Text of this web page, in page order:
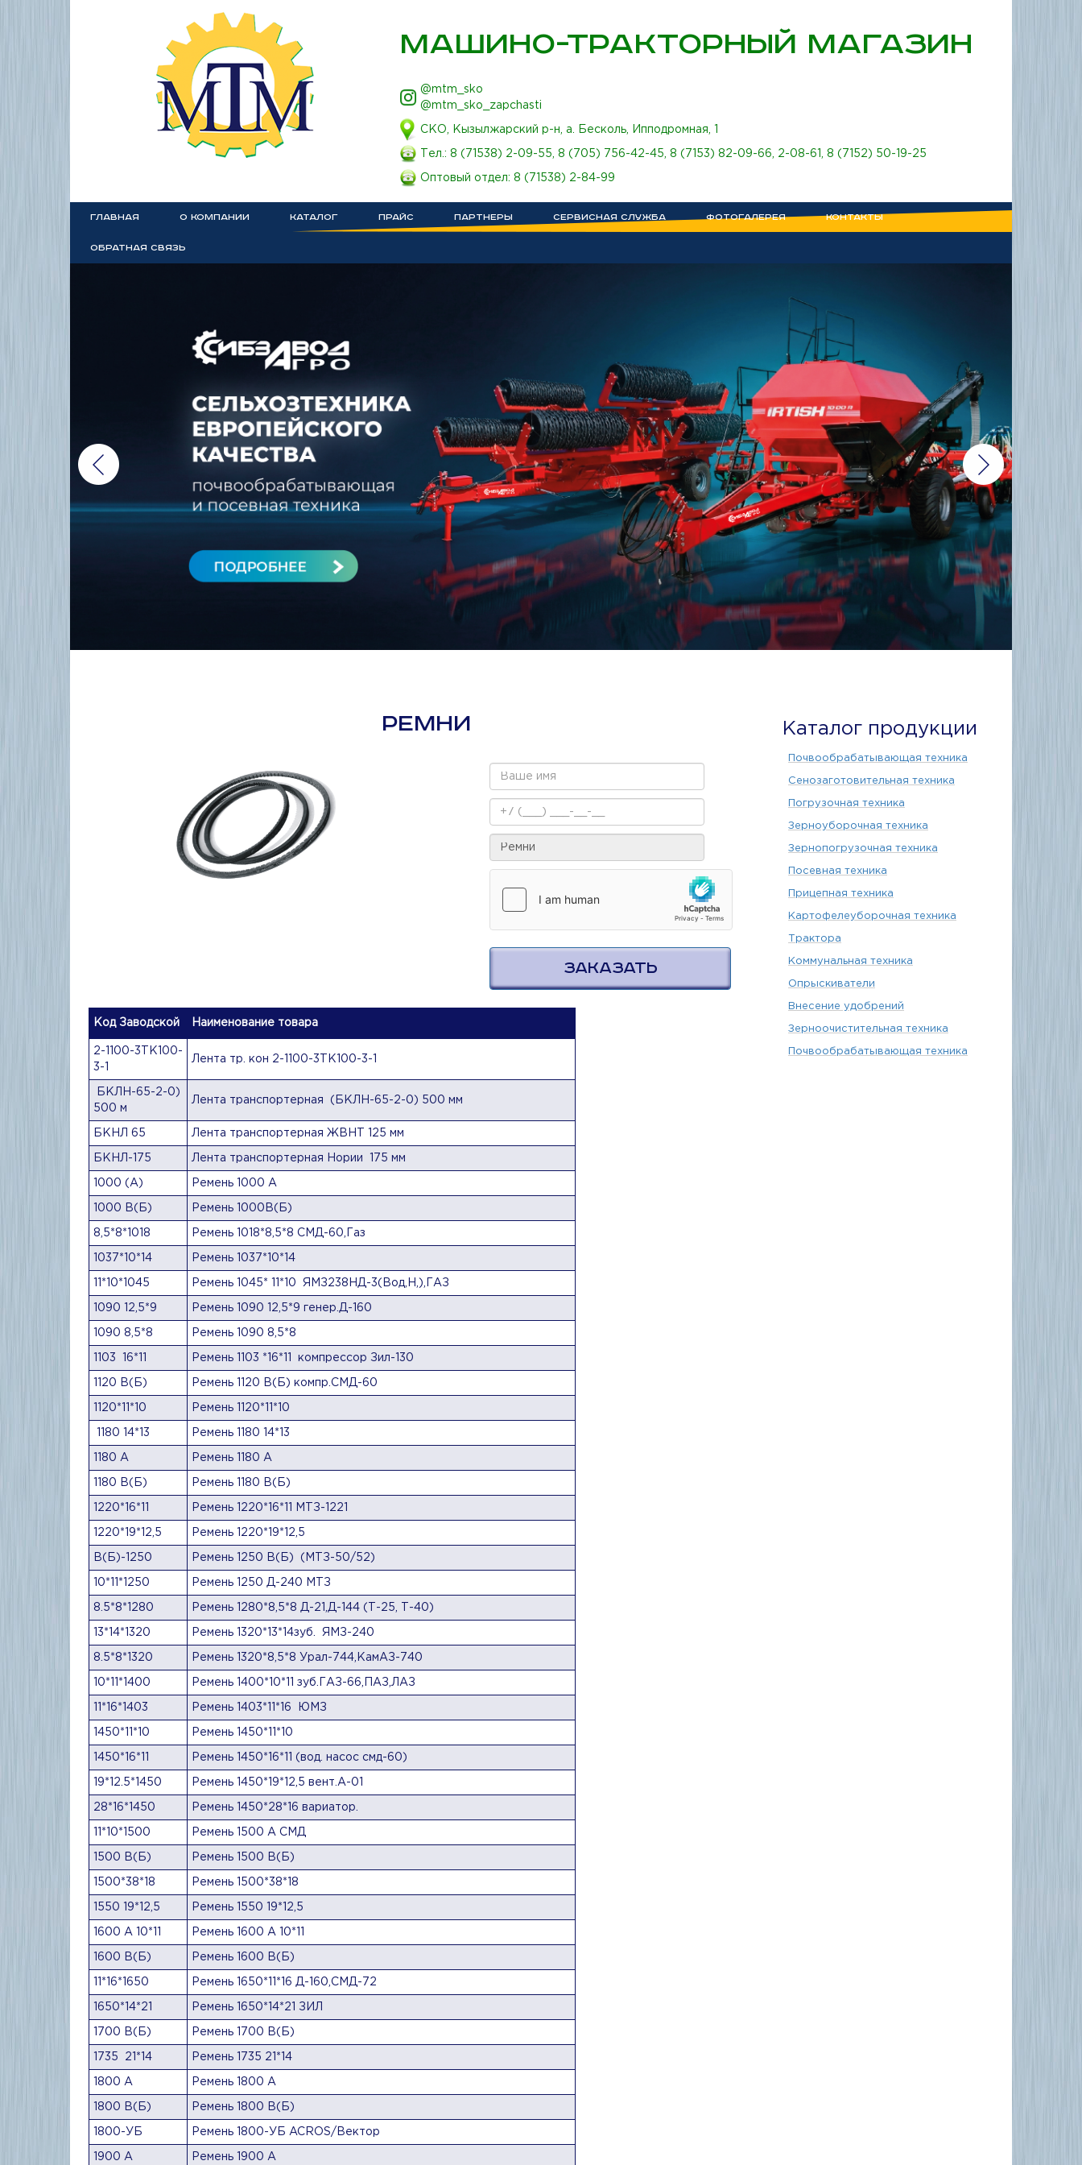
МАШИНО-ТРАКТОРНЫЙ МАГАЗИН
@mtm_sko
@mtm_sko_zapchasti
СКО, Кызылжарский р-н, а. Бесколь, Ипподромная, 1
Тел.: 8 (71538) 2-09-55 8 (705) 756-42-45 8 (7153) 82-09-66 2-08-61 8 (7152) 50-19-25
Оптовый отдел: 8 (71538) 2-84-99
ГЛАВНАЯ О КОМПАНИИ КАТАЛОГ ПРАЙС ПАРТНЕРЫ СЕРВИСНАЯ СЛУЖБА ФОТОГАЛЕРЕЯ КОНТАКТЫ
ОБРАТНАЯ СВЯЗЬ
РЕМНИ
ЗАКАЗАТЬ
Код Заводской Наименование товара
2-1100-3ТК100-
3-1
Лента тр. кон 2-1100-3ТК100-3-1
БКЛН-65-2-0)
500 м
Лента транспортерная (БКЛН-65-2-0) 500 мм
БКНЛ 65 Лента транспортерная ЖВНТ 125 мм
БКНЛ-175 Лента транспортерная Нории 175 мм
1000 (А) Ремень 1000 А
1000 В(Б) Ремень 1000В(Б)
8,5*8*1018 Ремень 1018*8,5*8 СМД-60,Газ
1037*10*14 Ремень 1037*10*14
11*10*1045 Ремень 1045* 11*10 ЯМЗ238НД-3(Вод,Н,),ГАЗ
1090 12,5*9 Ремень 1090 12,5*9 генер.Д-160
1090 8,5*8 Ремень 1090 8,5*8
1103 16*11 Ремень 1103 *16*11 компрессор Зил-130
1120 В(Б) Ремень 1120 В(Б) компр.СМД-60
1120*11*10 Ремень 1120*11*10
1180 14*13 Ремень 1180 14*13
1180 А Ремень 1180 А
1180 В(Б) Ремень 1180 В(Б)
1220*16*11 Ремень 1220*16*11 МТЗ-1221
1220*19*12,5 Ремень 1220*19*12,5
В(Б)-1250 Ремень 1250 В(Б) (МТЗ-50/52)
10*11*1250 Ремень 1250 Д-240 МТЗ
8.5*8*1280 Ремень 1280*8,5*8 Д-21,Д-144 (Т-25, Т-40)
13*14*1320 Ремень 1320*13*14зуб. ЯМЗ-240
8.5*8*1320 Ремень 1320*8,5*8 Урал-744,КамАЗ-740
10*11*1400 Ремень 1400*10*11 зуб.ГАЗ-66,ПАЗ,ЛАЗ
11*16*1403 Ремень 1403*11*16 ЮМЗ
1450*11*10 Ремень 1450*11*10
1450*16*11 Ремень 1450*16*11 (вод. насос смд-60)
19*12.5*1450 Ремень 1450*19*12,5 вент.А-01
28*16*1450 Ремень 1450*28*16 вариатор.
11*10*1500 Ремень 1500 А СМД
1500 В(Б) Ремень 1500 В(Б)
1500*38*18 Ремень 1500*38*18
1550 19*12,5 Ремень 1550 19*12,5
1600 А 10*11 Ремень 1600 А 10*11
1600 В(Б) Ремень 1600 В(Б)
11*16*1650 Ремень 1650*11*16 Д-160,СМД-72
1650*14*21 Ремень 1650*14*21 ЗИЛ
1700 В(Б) Ремень 1700 В(Б)
1735 21*14 Ремень 1735 21*14
1800 А Ремень 1800 А
1800 В(Б) Ремень 1800 В(Б)
1800-УБ Ремень 1800-УБ ACROS/Вектор
1900 А Ремень 1900 А
Каталог продукции
Почвообрабатывающая техника
Сенозаготовительная техника
Погрузочная техника
Зерноуборочная техника
Зернопогрузочная техника
Посевная техника
Прицепная техника
Картофелеуборочная техника
Трактора
Коммунальная техника
Опрыскиватели
Внесение удобрений
Зерноочистительная техника
Почвообрабатывающая техника